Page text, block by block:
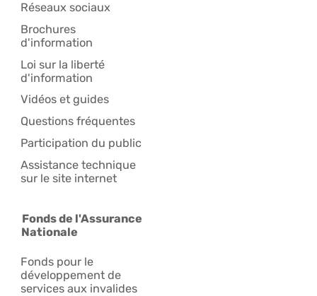
Réseaux sociaux
Brochures
d'information
Loi sur la liberté
d'information
Vidéos et guides
Questions fréquentes
Participation du public
Assistance technique
sur le site internet
Fonds de l'Assurance
Nationale
Fonds pour le
développement de
services aux invalides